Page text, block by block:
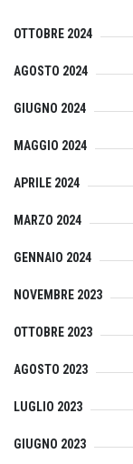
OTTOBRE 2024
AGOSTO 2024
GIUGNO 2024
MAGGIO 2024
APRILE 2024
MARZO 2024
GENNAIO 2024
NOVEMBRE 2023
OTTOBRE 2023
AGOSTO 2023
LUGLIO 2023
GIUGNO 2023